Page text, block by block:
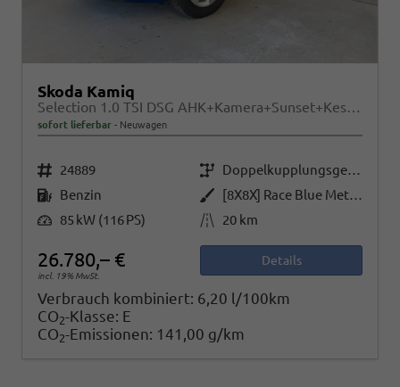
Skoda Kamiq
Selection 1.0 TSI DSG AHK+Kamera+Sunset+Kessy+AppConnect+Sitzheiz+Alu16+GV5
sofort lieferbar Neuwagen
Fahrzeugnr. 24889 Getriebe
Doppelkupplungsgetriebe (DSG)
Kraftstoff Benzin Außenfarbe
[8X8X] Race Blue Metallic
Leistung 85 kW (116 PS) Kilometerstand 20 km
26.780,– €
incl. 19% MwSt.
Details
Verbrauch kombiniert: 6,20 l/100km
CO2-Klasse: E
CO2-Emissionen: 141,00 g/km